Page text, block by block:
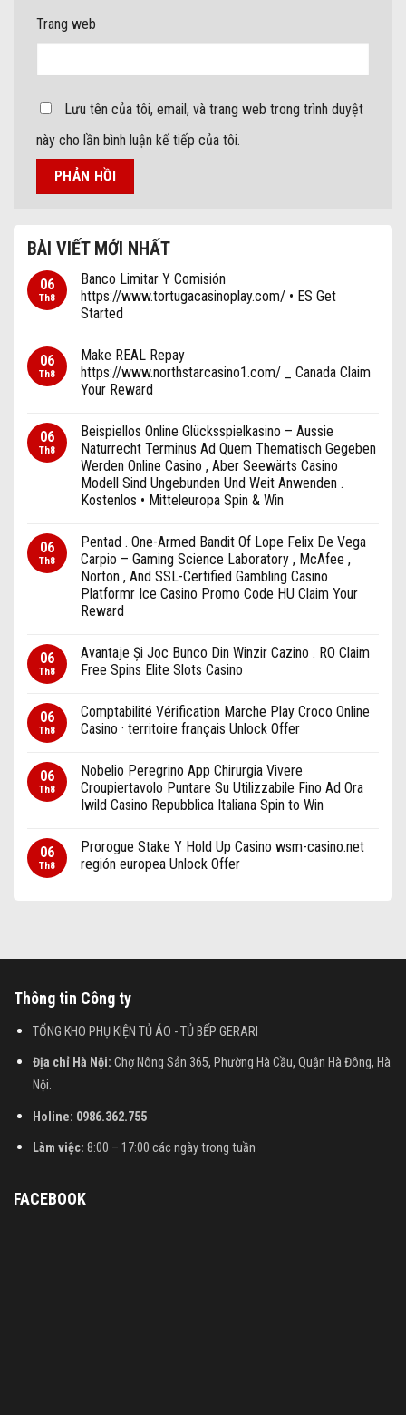
Trang web
Lưu tên của tôi, email, và trang web trong trình duyệt
này cho lần bình luận kế tiếp của tôi.
BÀI VIẾT MỚI NHẤT
06
Th8
Banco Limitar ​​Y Comisión
https://www.tortugacasinoplay.com/ • ES Get
Started
06
Th8
Make REAL Repay
https://www.northstarcasino1.com/ _ Canada Claim
Your Reward
06
Th8
Beispiellos Online Glücksspielkasino – Aussie
Naturrecht Terminus Ad Quem Thematisch Gegeben
Werden Online Casino , Aber Seewärts Casino
Modell Sind Ungebunden Und Weit Anwenden .
Kostenlos • Mitteleuropa Spin & Win
06
Th8
Pentad . One-Armed Bandit Of Lope Felix De Vega
Carpio – Gaming Science Laboratory , McAfee ,
Norton , And SSL-Certified Gambling Casino
Platformr Ice Casino Promo Code HU Claim Your
Reward
06
Th8
Avantaje Și Joc Bunco Din Winzir Cazino . RO Claim
Free Spins Elite Slots Casino
06
Th8
Comptabilité Vérification Marche Play Croco Online
Casino · territoire français Unlock Offer
06
Th8
Nobelio Peregrino App Chirurgia Vivere
Croupiertavolo Puntare Su Utilizzabile Fino Ad Ora
Iwild Casino Repubblica Italiana Spin to Win
06
Th8
Prorogue Stake Y Hold Up Casino wsm-casino.net
región europea Unlock Offer
Thông tin Công ty
TỔNG KHO PHỤ KIỆN TỦ ÁO - TỦ BẾP GERARI
Địa chỉ Hà Nội: Chợ Nông Sản 365, Phường Hà Cầu, Quận Hà Đông, Hà
Nội.
Holine: 0986.362.755
Làm việc: 8:00 – 17:00 các ngày trong tuần
FACEBOOK